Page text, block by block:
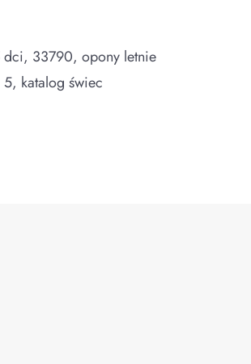
dci, 33790, opony letnie
katalog świec